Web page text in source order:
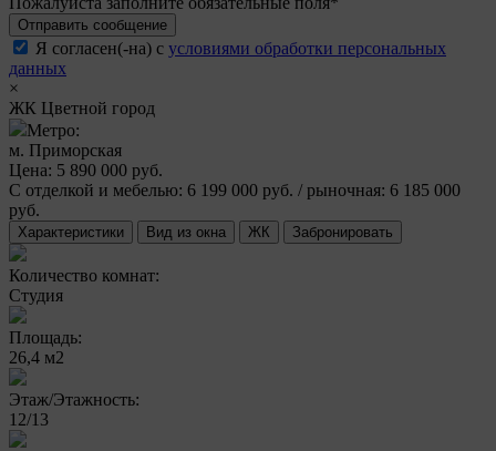
Отправить сообщение
Я согласен(-на) с условиями обработки персональных
данных
×
ЖК Цветной город
Метро:
м. Приморская
Цена: 5 890 000 руб.
С отделкой и мебелью: 6 199 000 руб. / рыночная: 6 185 000
руб.
Характеристики Вид из окна ЖК Забронировать
Количество комнат:
Студия
Площадь:
26,4 м2
Этаж/Этажность:
12/13